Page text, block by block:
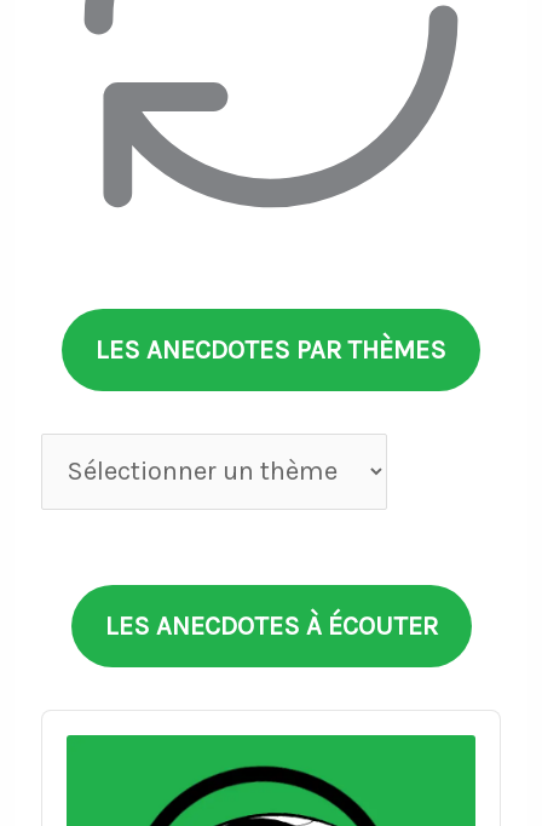
LES ANECDOTES PAR THÈMES
Anecdotes
par
LES ANECDOTES À ÉCOUTER
Audio
Player